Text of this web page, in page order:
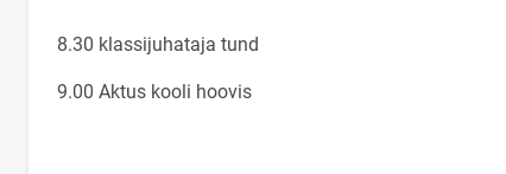
8.30 klassijuhataja tund
9.00 Aktus kooli hoovis